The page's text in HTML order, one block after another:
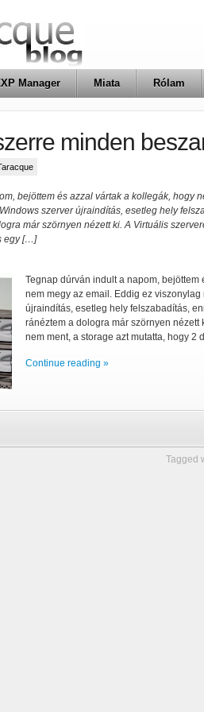
Manager Miata Rólam
minden
bejöttem és azzal vártak a kollegák, hogy
szerver újraindítás, esetleg hely
már szörnyen nézett ki. A Virtuális
egy […]
Tegnap dúrván indult a napom, bejöttem
nem megy az email. Eddig ez
újraindítás, esetleg hely felszabadítás,
ránéztem a dologra már szörnyen nézett
nem ment, a storage azt mutatta, hogy 2
Continue reading »
Tagged